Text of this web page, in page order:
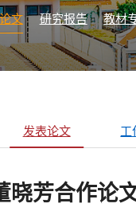
文 研究报告 教材
发表论文 工
芳合作论